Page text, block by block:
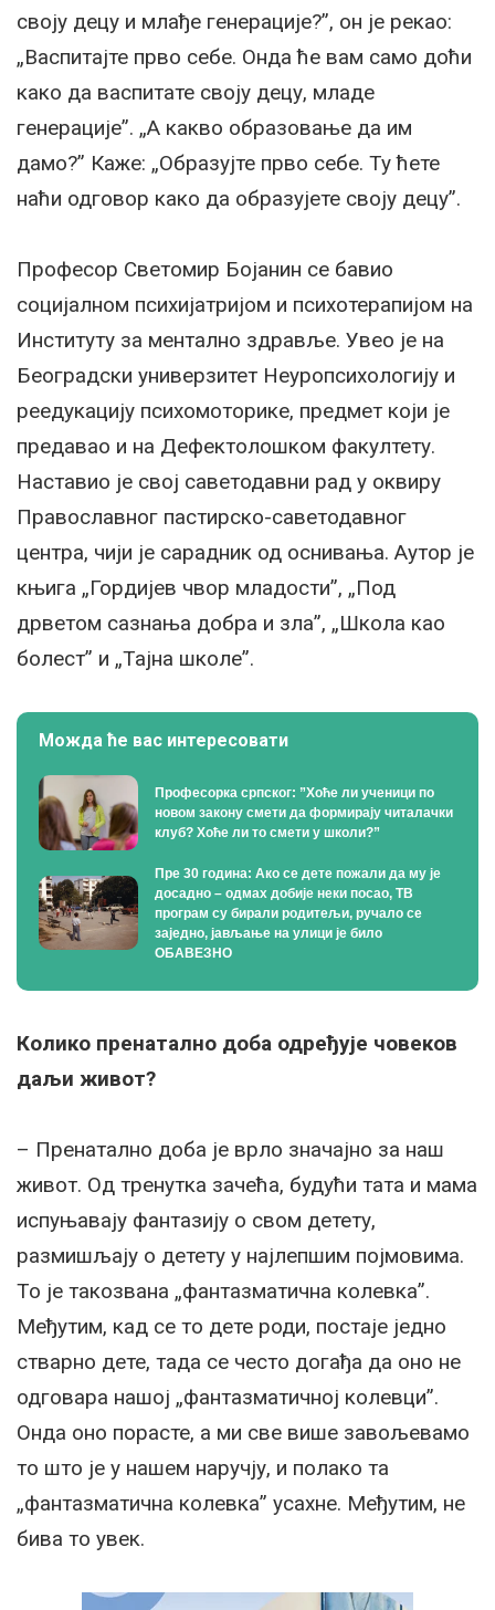
своју децу и млађе генерације?”, он је рекао:
„Васпитајте прво себе. Онда ће вам само доћи
како да васпитате своју децу, младе
генерације”. „А какво образовање да им
дамо?” Каже: „Образујте прво себе. Ту ћете
наћи одговор како да образујете своју децу”.
Професор Светомир Бојанин се бавио
социјалном психијатријом и психотерапијом на
Институту за ментално здравље. Увео је на
Београдски универзитет Неуропсихологију и
реедукацију психомоторике, предмет који је
предавао и на Дефектолошком факултету.
Наставио је свој саветодавни рад у оквиру
Православног пастирско-саветодавног
центра, чији је сарадник од оснивања. Аутор је
књига „Гордијев чвор младости”, „Под
дрветом сазнања добра и зла”, „Школа као
болест” и „Тајна школе”.
Можда ће вас интересовати
Професорка српског: ”Хоће ли ученици по
новом закону смети да формирају читалачки
клуб? Хоће ли то смети у школи?”
Пре 30 година: Ако се дете пожали да му је
досадно – одмах добије неки посао, ТВ
програм су бирали родитељи, ручало се
заједно, јављање на улици је било
ОБАВЕЗНО
Колико пренатално доба одређује човеков
даљи живот?
– Пренатално доба је врло значајно за наш
живот. Од тренутка зачећа, будући тата и мама
испуњавају фантазију о свом детету,
размишљају о детету у најлепшим појмовима.
То је такозвана „фантазматична колевка”.
Међутим, кад се то дете роди, постаје једно
стварно дете, тада се често догађа да оно не
одговара нашој „фантазматичној колевци”.
Онда оно порасте, а ми све више завољевамо
то што је у нашем наручју, и полако та
„фантазматична колевка” усахне. Међутим, не
бива то увек.